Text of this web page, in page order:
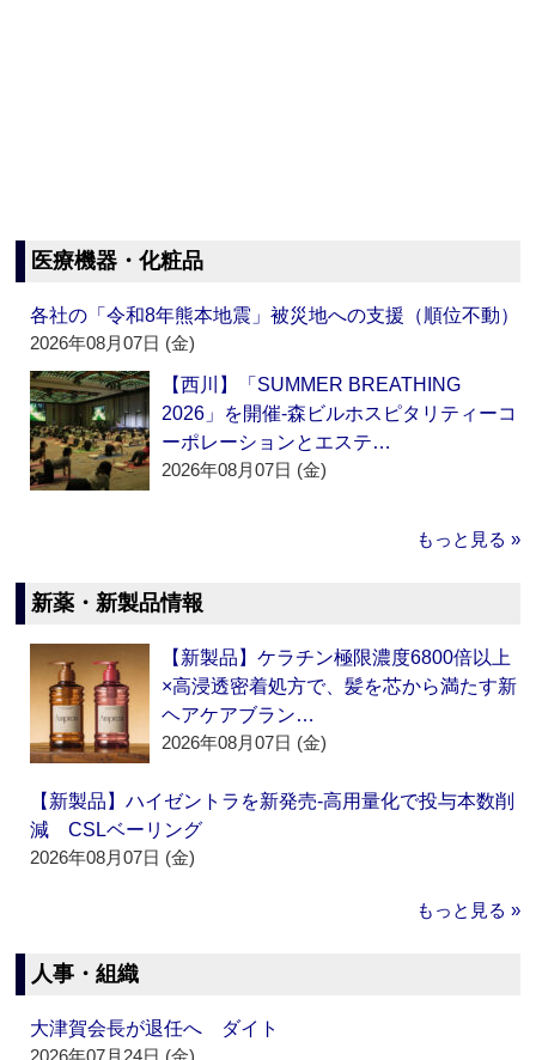
医療機器・化粧品
各社の「令和8年熊本地震」被災地への支援（順位不動）
2026年08月07日 (金)
【西川】「SUMMER BREATHING
2026」を開催‐森ビルホスピタリティーコ
ーポレーションとエステ…
2026年08月07日 (金)
もっと見る »
新薬・新製品情報
【新製品】ケラチン極限濃度6800倍以上
×高浸透密着処方で、髪を芯から満たす新
ヘアケアブラン…
2026年08月07日 (金)
【新製品】ハイゼントラを新発売‐高用量化で投与本数削
減 CSLベーリング
2026年08月07日 (金)
もっと見る »
人事・組織
大津賀会長が退任へ ダイト